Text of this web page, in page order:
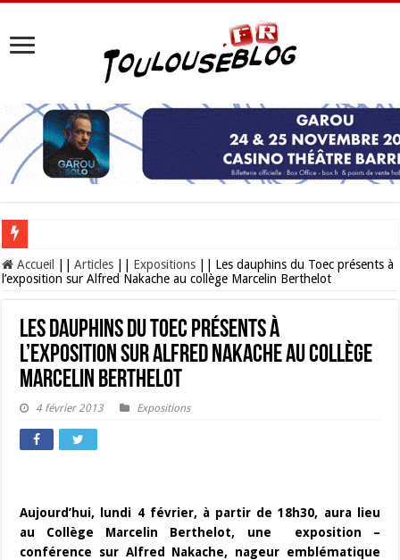
Les Nocturnes de la Cité de l’espace 2026 : l’événement incontournable de
Accueil Articles Expositions
Les dauphins du Toec présents à
l’exposition sur Alfred Nakache au collège Marcelin Berthelot
Les dauphins du Toec présents à
l’exposition sur Alfred Nakache au collège
Marcelin Berthelot
4 février 2013 Expositions
Aujourd’hui, lundi 4 février, à partir de 18h30, aura lieu
au Collège Marcelin Berthelot, une exposition –
conférence sur Alfred Nakache, nageur emblématique